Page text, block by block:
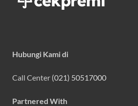
Hubungi Kami di
Call Center (021) 50517000
Partnered With